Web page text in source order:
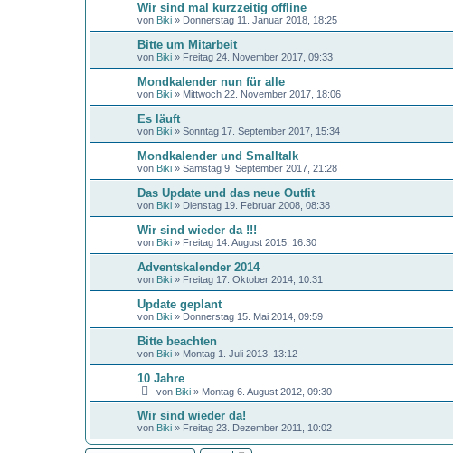
Wir sind mal kurzzeitig offline
von Biki» Donnerstag 11. Januar 2018, 18:25
Bitte um Mitarbeit
von Biki» Freitag 24. November 2017, 09:33
Mondkalender nun für alle
von Biki» Mittwoch 22. November 2017, 18:06
Es läuft
von Biki» Sonntag 17. September 2017, 15:34
Mondkalender und Smalltalk
von Biki» Samstag 9. September 2017, 21:28
Das Update und das neue Outfit
von Biki» Dienstag 19. Februar 2008, 08:38
Wir sind wieder da !!!
von Biki» Freitag 14. August 2015, 16:30
Adventskalender 2014
von Biki» Freitag 17. Oktober 2014, 10:31
Update geplant
von Biki» Donnerstag 15. Mai 2014, 09:59
Bitte beachten
von Biki» Montag 1. Juli 2013, 13:12
10 Jahre
von Biki» Montag 6. August 2012, 09:30
Wir sind wieder da!
von Biki» Freitag 23. Dezember 2011, 10:02